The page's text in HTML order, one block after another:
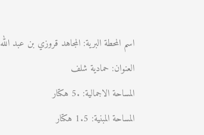
اسم المحطة البرية: المجاهد قروزي بن عبد الله
العنوان: حمادية شلف
المساحة الاجمالية: .5 هكتار
المساحة المبنية: 1.5 هكتار